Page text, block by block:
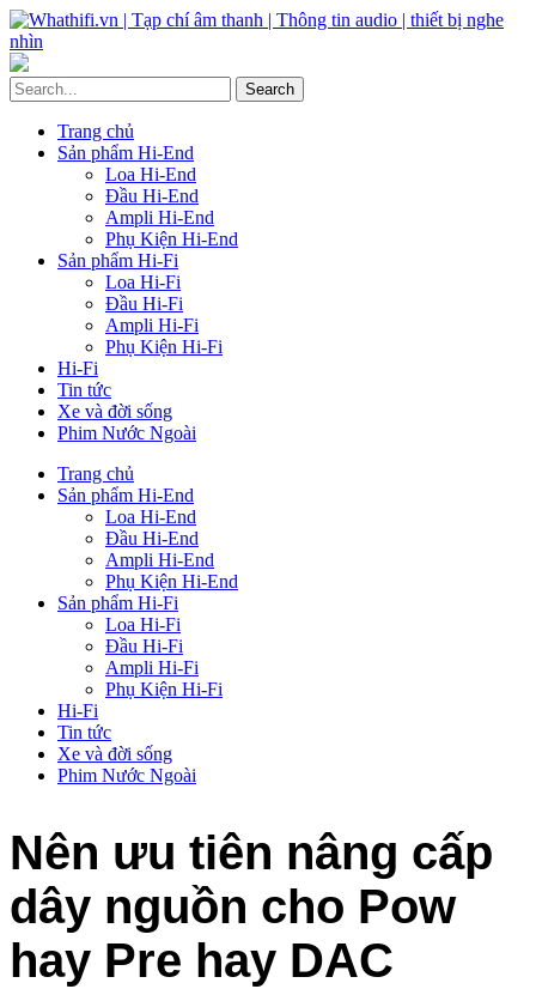
Trang chủ
Sản phẩm Hi-End
Loa Hi-End
Đầu Hi-End
Ampli Hi-End
Phụ Kiện Hi-End
Sản phẩm Hi-Fi
Loa Hi-Fi
Đầu Hi-Fi
Ampli Hi-Fi
Phụ Kiện Hi-Fi
Hi-Fi
Tin tức
Xe và đời sống
Phim Nước Ngoài
Trang chủ
Sản phẩm Hi-End
Loa Hi-End
Đầu Hi-End
Ampli Hi-End
Phụ Kiện Hi-End
Sản phẩm Hi-Fi
Loa Hi-Fi
Đầu Hi-Fi
Ampli Hi-Fi
Phụ Kiện Hi-Fi
Hi-Fi
Tin tức
Xe và đời sống
Phim Nước Ngoài
Nên ưu tiên nâng cấp
dây nguồn cho Pow
hay Pre hay DAC